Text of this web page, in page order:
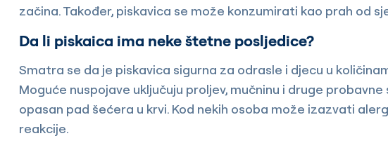
začina. Također, piskavica se može konzumirati kao prah od
Da li piskaica ima neke štetne posljedice?
Smatra se da je piskavica sigurna za odrasle i djecu u
Moguće nuspojave uključuju proljev, mučninu i druge
opasan pad šećera u krvi. Kod nekih osoba može izazvati
reakcije.